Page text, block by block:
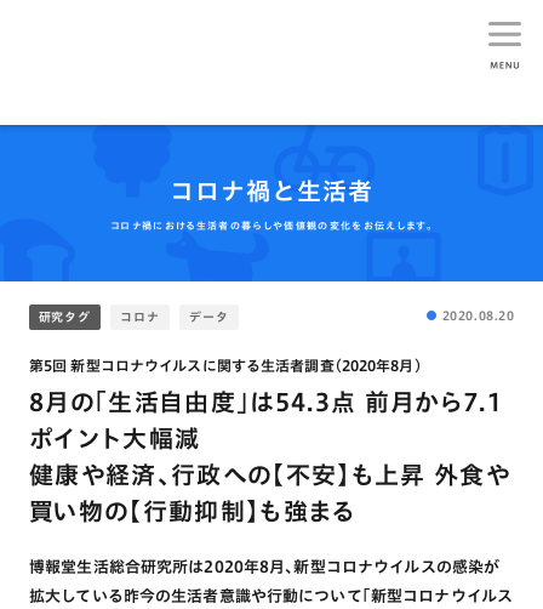
コロナ禍と生活者
コロナ禍における生活者の暮らしや価値観の変化をお伝えします。
研究タグ コロナ データ 2020.08.20
第5回 新型コロナウイルスに関する生活者調査(2020年8月)
8月の｢生活自由度｣は54.3点 前月から7.1
ポイント大幅減
健康や経済､行政への【不安】も上昇 外食や
買い物の【行動抑制】も強まる
博報堂生活総合研究所は2020年8月､新型コロナウイルスの感染が
拡大している昨今の生活者意識や行動について｢新型コロナウイルス